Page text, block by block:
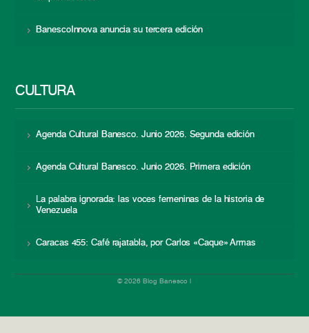
BanescoInnova anuncia su tercera edición
CULTURA
Agenda Cultural Banesco. Junio 2026. Segunda edición
Agenda Cultural Banesco. Junio 2026. Primera edición
La palabra ignorada: las voces femeninas de la historia de
Venezuela
Caracas 455: Café rajatabla, por Carlos «Caque» Armas
© 2026 Blog Banesco |